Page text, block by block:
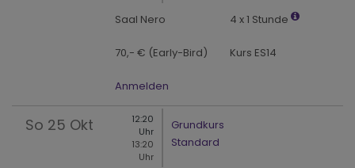
Saal Nero 4 x 1 Stunde
70,- € (Early-Bird) Kurs ES14
Anmelden
So 25 Okt
12:20
Uhr
13:20
Uhr
Grundkurs
Standard